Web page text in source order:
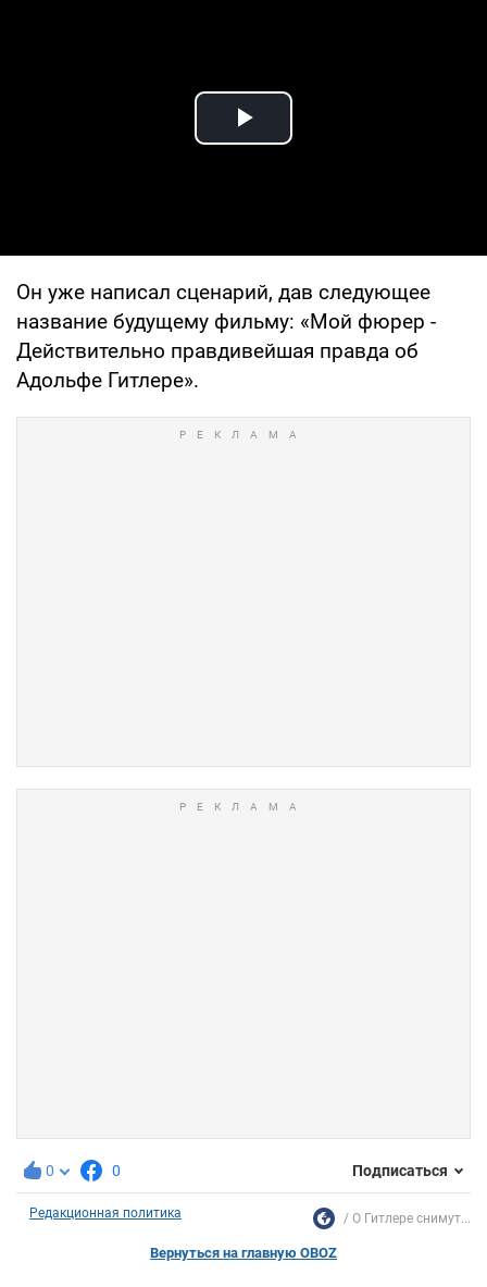
Play Video
Он уже написал сценарий, дав следующее
название будущему фильму: «Мой фюрер -
Действительно правдивейшая правда об
Адольфе Гитлере».
0 0 Подписаться
Редакционная политика О Гитлере снимут...
Вернуться на главную OBOZ